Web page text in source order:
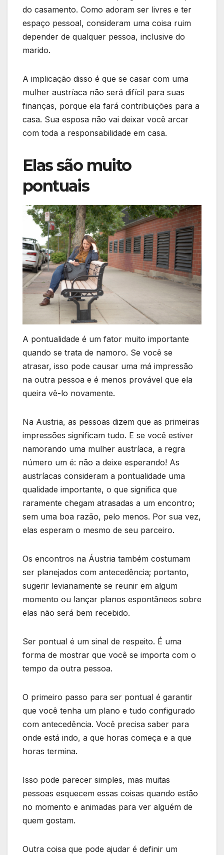
do casamento. Como adoram ser livres e ter
espaço pessoal, consideram uma coisa ruim
depender de qualquer pessoa, inclusive do
marido.
A implicação disso é que se casar com uma
mulher austríaca não será difícil para suas
finanças, porque ela fará contribuições para a
casa. Sua esposa não vai deixar você arcar
com toda a responsabilidade em casa.
Elas são muito
pontuais
A pontualidade é um fator muito importante
quando se trata de namoro. Se você se
atrasar, isso pode causar uma má impressão
na outra pessoa e é menos provável que ela
queira vê-lo novamente.
Na Austria, as pessoas dizem que as primeiras
impressões significam tudo. E se você estiver
namorando uma mulher austríaca, a regra
número um é: não a deixe esperando! As
austríacas consideram a pontualidade uma
qualidade importante, o que significa que
raramente chegam atrasadas a um encontro;
sem uma boa razão, pelo menos. Por sua vez,
elas esperam o mesmo de seu parceiro.
Os encontros na Áustria também costumam
ser planejados com antecedência; portanto,
sugerir levianamente se reunir em algum
momento ou lançar planos espontâneos sobre
elas não será bem recebido.
Ser pontual é um sinal de respeito. É uma
forma de mostrar que você se importa com o
tempo da outra pessoa.
O primeiro passo para ser pontual é garantir
que você tenha um plano e tudo configurado
com antecedência. Você precisa saber para
onde está indo, a que horas começa e a que
horas termina.
Isso pode parecer simples, mas muitas
pessoas esquecem essas coisas quando estão
no momento e animadas para ver alguém de
quem gostam.
Outra coisa que pode ajudar é definir um